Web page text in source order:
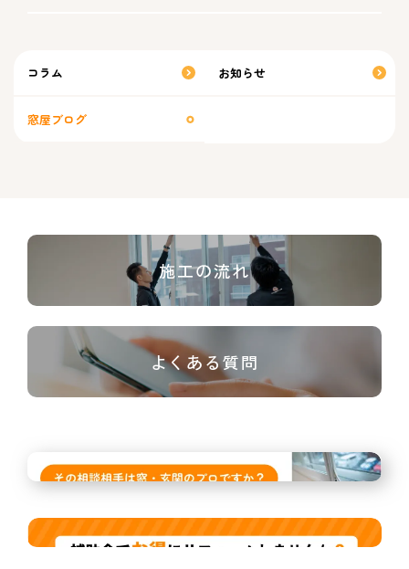
コラム お知らせ
窓屋ブログ
施工の流れ
よくある質問